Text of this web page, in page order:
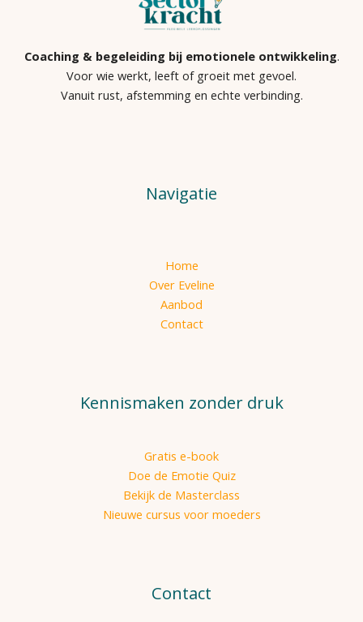
Coaching & begeleiding bij emotionele ontwikkeling.
Voor wie werkt, leeft of groeit met gevoel.
Vanuit rust, afstemming en echte verbinding.
Navigatie
Home
Over Eveline
Aanbod
Contact
Kennismaken zonder druk
Gratis e-book
Doe de Emotie Quiz
Bekijk de Masterclass
Nieuwe cursus voor moeders
Contact